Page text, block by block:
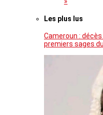
Les plus lus
Cameroun : décès
premiers sages